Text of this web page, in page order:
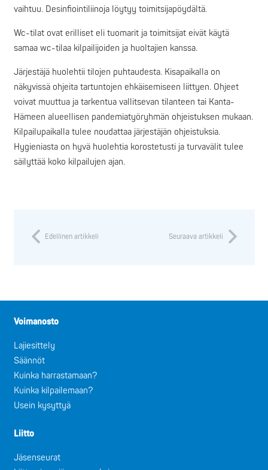
vaihtuu. Desinfiointiliinoja löytyy toimitsijapöydältä.
Wc-tilat ovat erilliset eli tuomarit ja toimitsijat eivät käytä
samaa wc-tilaa kilpailijoiden ja huoltajien kanssa.
Järjestäjä huolehtii tilojen puhtaudesta. Kisapaikalla on
näkyvissä ohjeita tartuntojen ehkäisemiseen liittyen. Ohjeet
voivat muuttua ja tarkentua vallitsevan tilanteen tai Kanta-
Hämeen alueellisen pandemiatyöryhmän ohjeistuksen mukaan.
Kilpailupaikalla tulee noudattaa järjestäjän ohjeistuksia.
Hygieniasta on hyvä huolehtia korostetusti ja turvavälit tulee
säilyttää koko kilpailujen ajan.
Edellinen artikkeli Seuraava artikkeli
Voimanosto
Lajiesittely
Säännöt
Kuinka harrastamaan?
Kuinka kilpailemaan?
Usein kysyttyä
Liitto
Jäsenseurat